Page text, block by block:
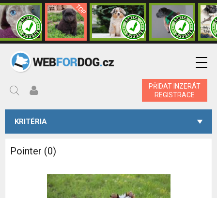
PŘIDAT INZERÁT
REGISTRACE
KRITÉRIA
Pointer (0)